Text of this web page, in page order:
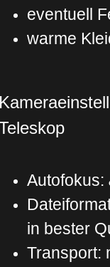
eventuell
warme
Autofokus:
in bester
Transport: